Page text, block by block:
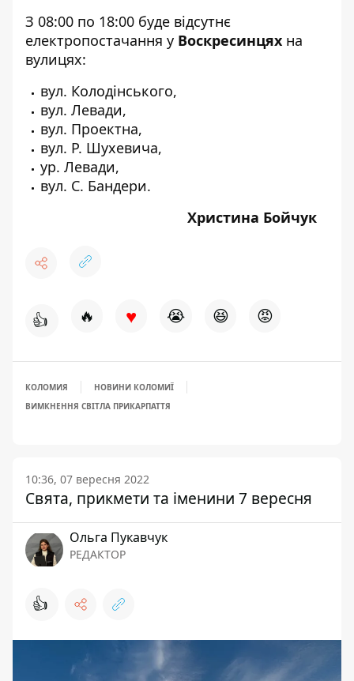
З 08:00 по 18:00 буде відсутнє
електропостачання у Воскресинцях на
вулицях:
вул. Колодінського,
вул. Левади,
вул. Проектна,
вул. Р. Шухевича,
ур. Левади,
вул. С. Бандери.
Христина Бойчук
👍 🔥 ♥ 😭 😆 😡
КОЛОМИЯ
НОВИНИ КОЛОМИЇ
ВИМКНЕННЯ СВІТЛА ПРИКАРПАТТЯ
10:36, 07 вересня 2022
Свята, прикмети та іменини 7 вересня
Ольга Пукавчук
РЕДАКТОР
👍